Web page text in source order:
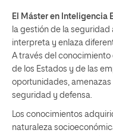
El Máster en Inteligencia
la gestión de la
interpreta y enlaza
A través del
de los Estados y de las
oportunidades,
seguridad y defensa.
Los conocimientos
naturaleza